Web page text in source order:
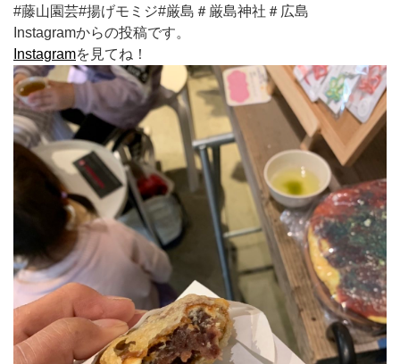
#藤山園芸#揚げモミジ#厳島＃厳島神社＃広島
Instagramからの投稿です。
Instagramを見てね！